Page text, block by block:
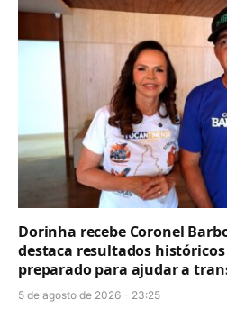
Dorinha recebe Coronel
destaca resultados históricos
preparado para ajudar a
5 de agosto de 2026 - 23:25